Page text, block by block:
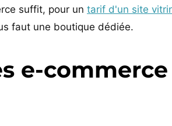
suffit, pour un tarif d'un site
faut une boutique dédiée.
e-